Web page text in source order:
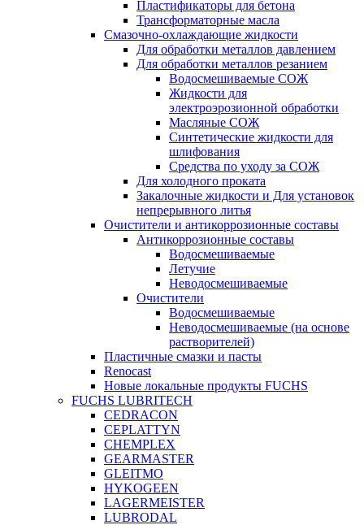
Пластификаторы для бетона
Трансформаторные масла
Смазочно-охлаждающие жидкости
Для обработки металлов давлением
Для обработки металлов резанием
Водосмешиваемые СОЖ
Жидкости для
электроэрозионной обработки
Масляные СОЖ
Синтетические жидкости для
шлифования
Средства по уходу за СОЖ
Для холодного проката
Закалочные жидкости и Для установок
непрерывного литья
Очистители и антикоррозионные составы
Антикоррозионные составы
Водосмешиваемые
Летучие
Неводосмешиваемые
Очистители
Водосмешиваемые
Неводосмешиваемые (на основе
растворителей)
Пластичные смазки и пасты
Renocast
Новые локальные продукты FUCHS
FUCHS LUBRITECH
CEDRACON
CEPLATTYN
CHEMPLEX
GEARMASTER
GLEITMO
HYKOGEEN
LAGERMEISTER
LUBRODAL